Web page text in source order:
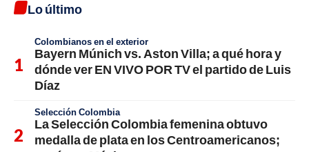
Lo último
Colombianos en el exterior
Bayern Múnich vs. Aston Villa; a qué hora y
dónde ver EN VIVO POR TV el partido de Luis
Díaz
Selección Colombia
La Selección Colombia femenina obtuvo
medalla de plata en los Centroamericanos;